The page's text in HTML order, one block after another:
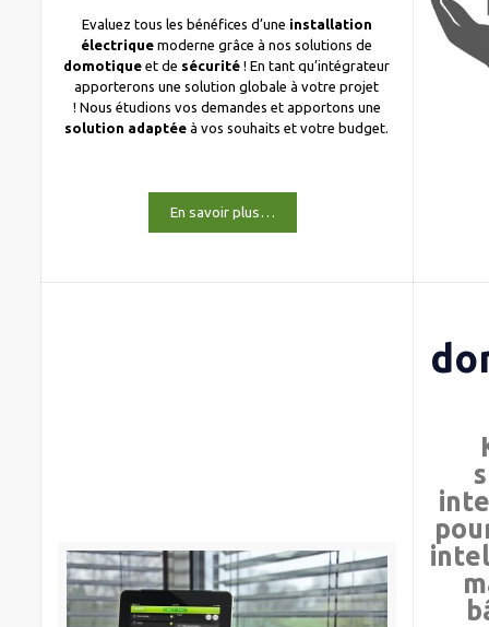
Evaluez tous les bénéfices d’une installation
électrique moderne grâce à nos solutions de
domotique et de sécurité ! En tant qu’intégrateur
apporterons une solution globale à votre projet
! Nous étudions vos demandes et apportons une
solution adaptéeà vos souhaits et votre budget.
En savoir plus…